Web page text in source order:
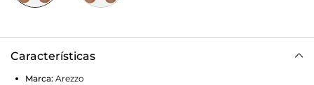
Características
Marca: Arezzo